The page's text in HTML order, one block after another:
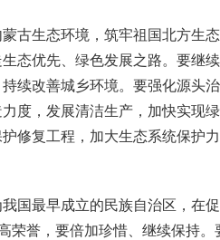
古生态环境，筑牢祖国北方生
态优先、绿色发展之路。要继
续改善城乡环境。要强化源头
度，发展清洁生产，加快实现
修复工程，加大生态系统保护
国最早成立的民族自治区，在
荣誉，要倍加珍惜、继续保持